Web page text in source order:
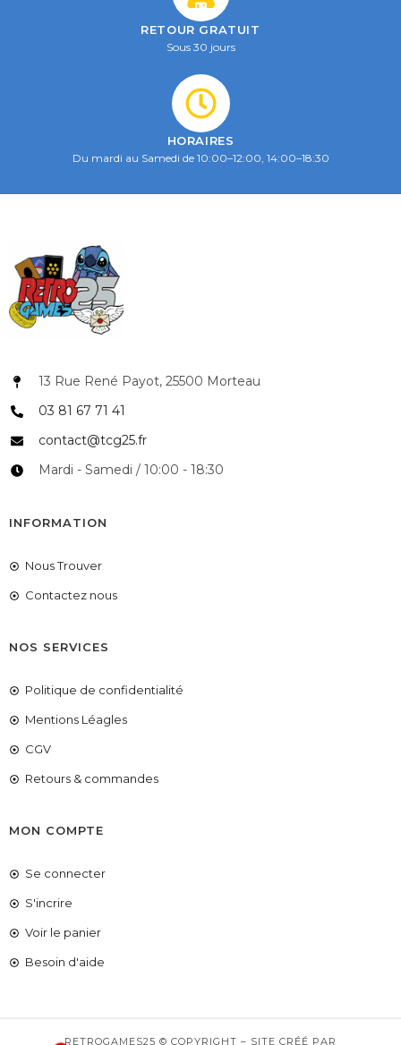
RETOUR GRATUIT
Sous 30 jours
HORAIRES
Du mardi au Samedi de 10:00–12:00, 14:00–18:30
13 Rue René Payot, 25500 Morteau
03 81 67 71 41
contact@tcg25.fr
Mardi - Samedi / 10:00 - 18:30
INFORMATION
Nous Trouver
Contactez nous
NOS SERVICES
Politique de confidentialité
Mentions Léagles
CGV
Retours & commandes
MON COMPTE
Se connecter
S'incrire
Voir le panier
Besoin d'aide
RETROGAMES25 © COPYRIGHT – SITE CRÉÉ PAR
COUPONX3565755782